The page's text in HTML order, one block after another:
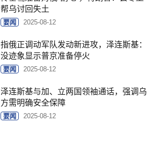
帮乌讨回失土
要闻 2025-08-12
指俄正调动军队发动新进攻，泽连斯基：
没迹象显示普京准备停火
要闻 2025-08-12
泽连斯基与加、立两国领袖通话，强调乌
方需明确安全保障
要闻 2025-08-12